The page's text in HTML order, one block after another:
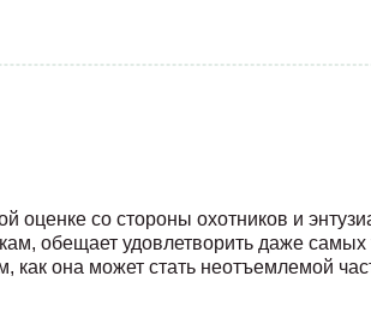
оценке со стороны охотников и
обещает удовлетворить даже самых
она может стать неотъемлемой